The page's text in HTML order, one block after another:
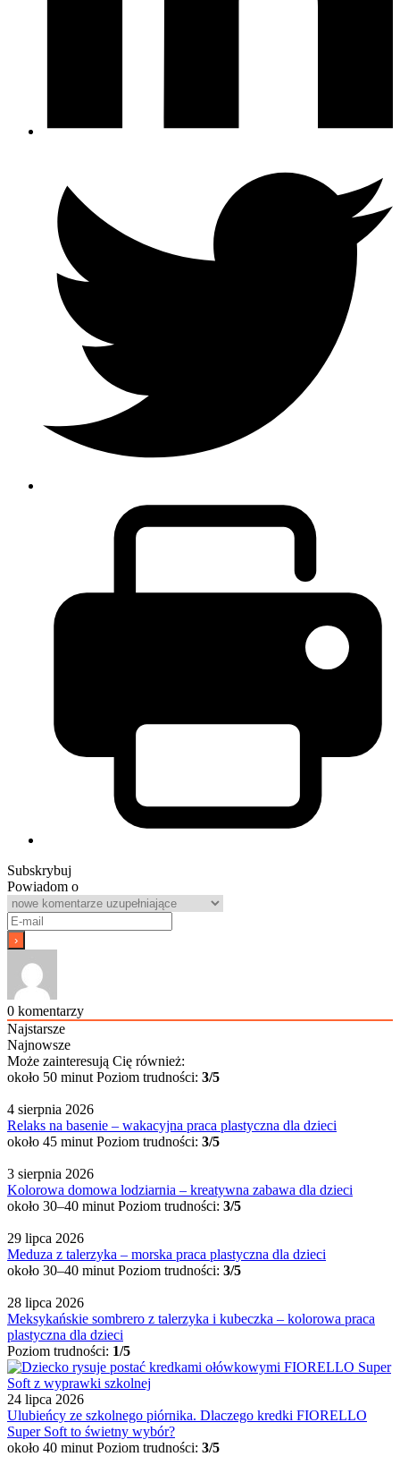
Subskrybuj
Powiadom o
0 komentarzy
Najstarsze
Najnowsze
Może zainteresują Cię również:
około 50 minut Poziom trudności: 3/5
4 sierpnia 2026
Relaks na basenie – wakacyjna praca plastyczna dla dzieci
około 45 minut Poziom trudności: 3/5
3 sierpnia 2026
Kolorowa domowa lodziarnia – kreatywna zabawa dla dzieci
około 30–40 minut Poziom trudności: 3/5
29 lipca 2026
Meduza z talerzyka – morska praca plastyczna dla dzieci
około 30–40 minut Poziom trudności: 3/5
28 lipca 2026
Meksykańskie sombrero z talerzyka i kubeczka – kolorowa praca
plastyczna dla dzieci
Poziom trudności: 1/5
24 lipca 2026
Ulubieńcy ze szkolnego piórnika. Dlaczego kredki FIORELLO
Super Soft to świetny wybór?
około 40 minut Poziom trudności: 3/5